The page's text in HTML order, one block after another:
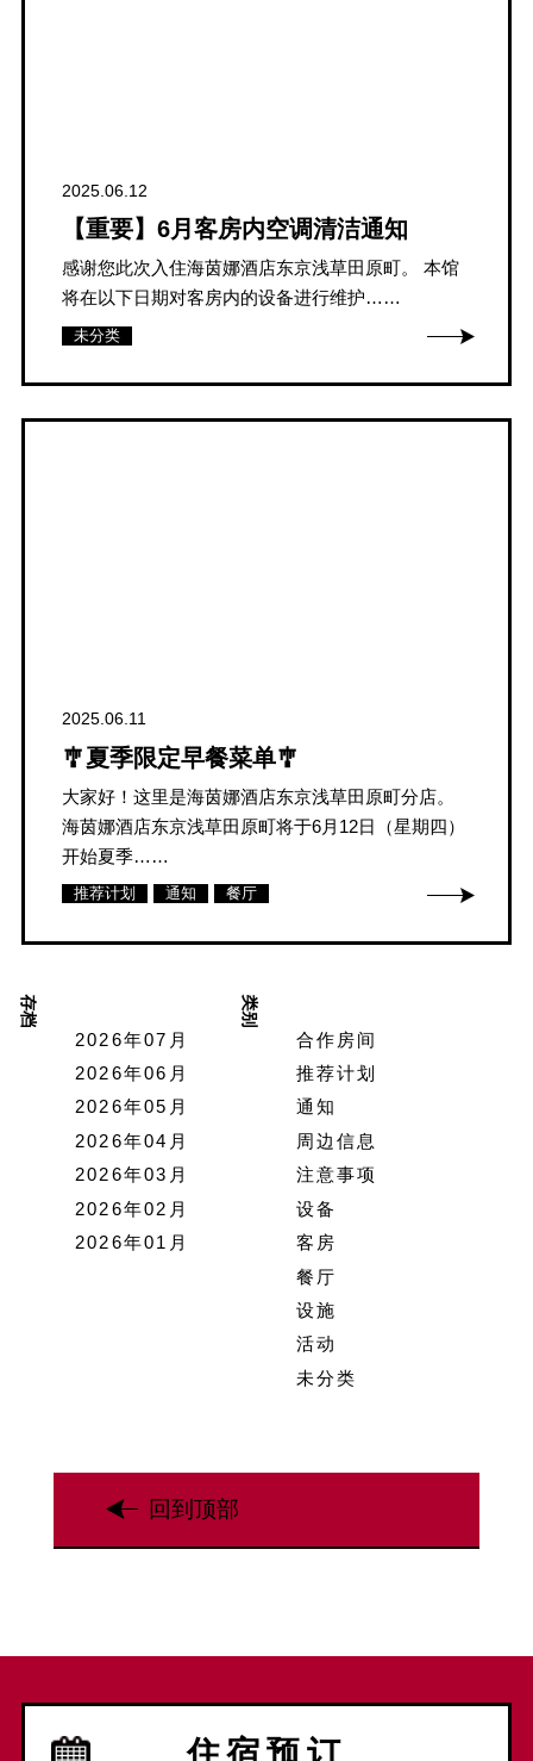
2025.06.12
【重要】6月客房内空调清洁通知
感谢您此次入住海茵娜酒店东京浅草田原町。 本馆
将在以下日期对客房内的设备进行维护……
未分类
2025.06.11
🎐夏季限定早餐菜单🎐
大家好！这里是海茵娜酒店东京浅草田原町分店。
海茵娜酒店东京浅草田原町将于6月12日（星期四）
开始夏季……
推荐计划 通知 餐厅
存档
2026年07月
2026年06月
2026年05月
2026年04月
2026年03月
2026年02月
2026年01月
类别
合作房间
推荐计划
通知
周边信息
注意事项
设备
客房
餐厅
设施
活动
未分类
回到顶部